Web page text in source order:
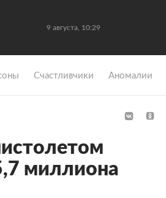
9 августа, 10:29
Счастливчики Аномалии
миллиона